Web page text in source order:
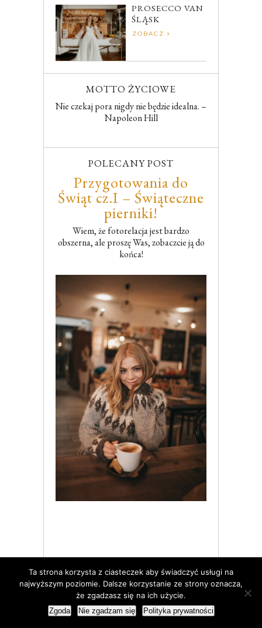
PROSECCO VAN
ŚLĄSK
ZOBACZ
MOTTO ŻYCIOWE
Nie czekaj pora nigdy nie będzie idealna. –
Napoleon Hill
POLECANY POST
Przygotowania do
Świąt cz.I – Świąteczne
pierniki!
Wiem, że fotorelacja jest bardzo
obszerna, ale proszę Was, zobaczcie ją do
końca!
ARCHIWA
Ta strona korzysta z ciasteczek aby świadczyć usługi na
najwyższym poziomie. Dalsze korzystanie ze strony oznacza,
że zgadzasz się na ich użycie.
Zgoda Nie zgadzam się Polityka prywatności